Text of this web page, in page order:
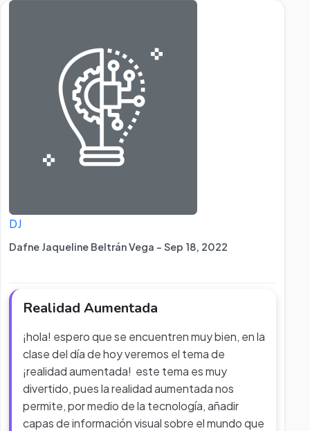
DJ
Dafne Jaqueline Beltrán Vega - Sep 18, 2022
Realidad Aumentada
¡hola! espero que se encuentren muy bien, en la
clase del día de hoy veremos el tema de
¡realidad aumentada! este tema es muy
divertido, pues la realidad aumentada nos
permite, por medio de la tecnología, añadir
capas de información visual sobre el mundo que